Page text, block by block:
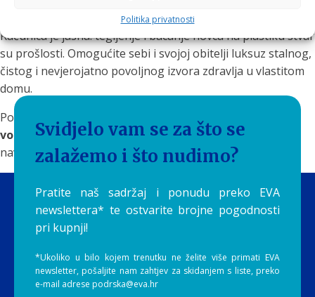
Politika privatnosti
Računica je jasna: tegljenje i bacanje novca na plastiku stvar
su prošlosti. Omogućite sebi i svojoj obitelji luksuz stalnog,
čistog i nevjerojatno povoljnog izvora zdravlja u vlastitom
domu.
Posjetite
i odaberite svoj
vodu
. Prekinite pretplatu na plastiku i uložite u zdravu
naviku koja se isplaćuje svakim novim gutljajem!
Svidjelo vam se za što se
zalažemo i što nudimo?
Pratite naš sadržaj i ponudu preko EVA
newslettera* te ostvarite brojne pogodnosti
pri kupnji!
*Ukoliko u bilo kojem trenutku ne želite više primati EVA
newsletter, pošaljite nam zahtjev za skidanjem s liste, preko
e-mail adrese podrska@eva.hr